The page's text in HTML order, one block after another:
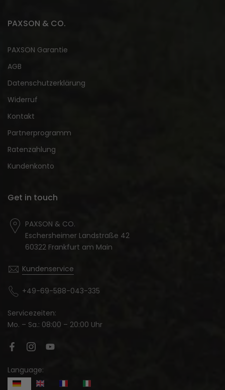
PAXSON & CO.
PAXSON Garantie
AGB
Datenschutzerklärung
Widerruf
Kontakt
Partnerprogramm
Ratenzahlung
Kundenkonto
Get in touch
PAXSON & CO.
Eschersheimer Landstraße 42
60322 Frankfurt am Main
Kundenservice
+49-69-588-043-335
Servicezeiten:
Mo. – Sa.: 08:00 – 20:00 Uhr
Language: